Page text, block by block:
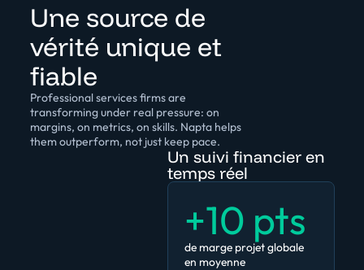
Une source de
vérité unique et
fiable
Professional services firms are
transforming under real pressure: on
margins, on metrics, on skills. Napta helps
them outperform, not just keep pace.
Un suivi financier en
temps réel
+10 pts
de marge projet globale
en moyenne